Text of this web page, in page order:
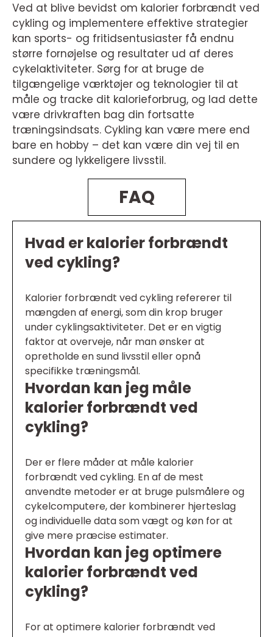
Ved at blive bevidst om kalorier forbrændt ved
cykling og implementere effektive strategier
kan sports- og fritidsentusiaster få endnu
større fornøjelse og resultater ud af deres
cykelaktiviteter. Sørg for at bruge de
tilgængelige værktøjer og teknologier til at
måle og tracke dit kalorieforbrug, og lad dette
være drivkraften bag din fortsatte
træningsindsats. Cykling kan være mere end
bare en hobby – det kan være din vej til en
sundere og lykkeligere livsstil.
FAQ
Hvad er kalorier forbrændt
ved cykling?
Kalorier forbrændt ved cykling refererer til
mængden af energi, som din krop bruger
under cyklingsaktiviteter. Det er en vigtig
faktor at overveje, når man ønsker at
opretholde en sund livsstil eller opnå
specifikke træningsmål.
Hvordan kan jeg måle
kalorier forbrændt ved
cykling?
Der er flere måder at måle kalorier
forbrændt ved cykling. En af de mest
anvendte metoder er at bruge pulsmålere og
cykelcomputere, der kombinerer hjerteslag
og individuelle data som vægt og køn for at
give mere præcise estimater.
Hvordan kan jeg optimere
kalorier forbrændt ved
cykling?
For at optimere kalorier forbrændt ved